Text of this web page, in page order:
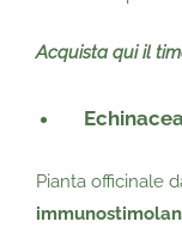
Acquista qui il
Pianta officinale